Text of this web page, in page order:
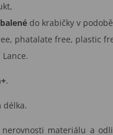
do krabičky v
phatalate free, plastic
.
délka.
materiálu a